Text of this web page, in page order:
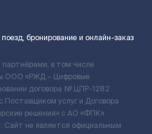
бронирование и онлайн-заказ
в том числе
ООО «РЖД – Цифровые
договора № ЦПР-1282
услуг и Договора
решения» c АО «ФПК»
не является официальным